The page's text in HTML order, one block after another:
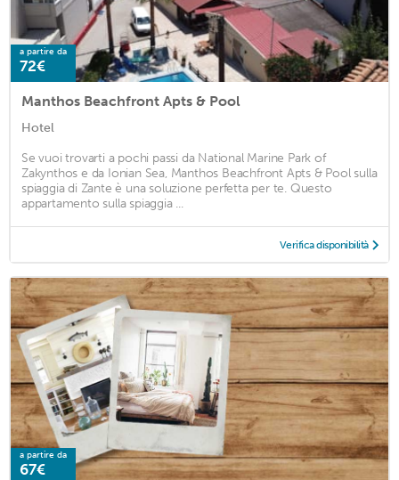
a partire da
72€
Manthos Beachfront Apts & Pool
Hotel
Se vuoi trovarti a pochi passi da National Marine Park of
Zakynthos e da Ionian Sea, Manthos Beachfront Apts & Pool sulla
spiaggia di Zante è una soluzione perfetta per te. Questo
appartamento sulla spiaggia ...
Verifica disponibilità
a partire da
67€